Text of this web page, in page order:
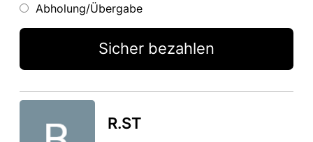
Abholung/Übergabe
Sicher bezahlen
R.ST